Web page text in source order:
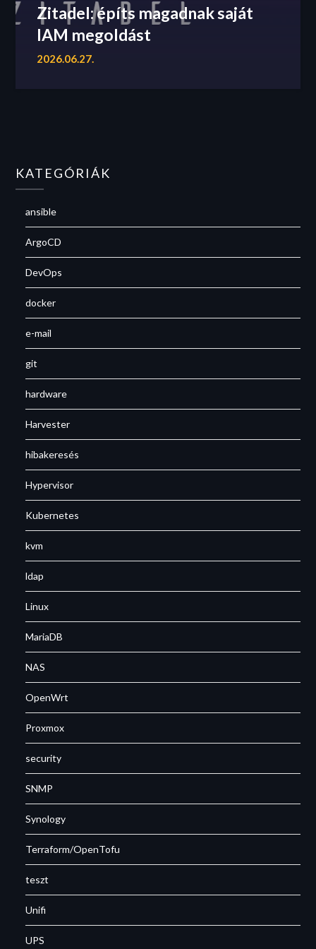
Zitadel: építs magadnak saját
IAM megoldást
2026.06.27.
KATEGÓRIÁK
ansible
ArgoCD
DevOps
docker
e-mail
git
hardware
Harvester
hibakeresés
Hypervisor
Kubernetes
kvm
ldap
Linux
MariaDB
NAS
OpenWrt
Proxmox
security
SNMP
Synology
Terraform/OpenTofu
teszt
Unifi
UPS